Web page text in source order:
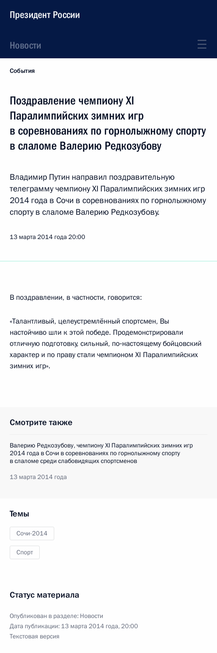
Президент России
Новости
События
Поздравление чемпиону XI
Паралимпийских зимних игр
в соревнованиях по горнолыжному спорту
в слаломе Валерию Редкозубову
Владимир Путин направил поздравительную
телеграмму чемпиону XI Паралимпийских зимних игр
2014 года в Сочи в соревнованиях по горнолыжному
спорту в слаломе Валерию Редкозубову.
13 марта 2014 года20:00
В поздравлении, в частности, говорится:
«Талантливый, целеустремлённый спортсмен, Вы
настойчиво шли к этой победе. Продемонстрировали
отличную подготовку, сильный, по‑настоящему бойцовский
характер и по праву стали чемпионом XI Паралимпийских
зимних игр».
Смотрите также
Валерию Редкозубову, чемпиону XI Паралимпийских зимних игр
2014 года в Сочи в соревнованиях по горнолыжному спорту
в слаломе среди слабовидящих спортсменов
13 марта 2014 года
Темы
Сочи-2014
Спорт
Статус материала
Опубликован в разделе: Новости
Дата публикации: 13 марта 2014 года, 20:00
Текстовая версия